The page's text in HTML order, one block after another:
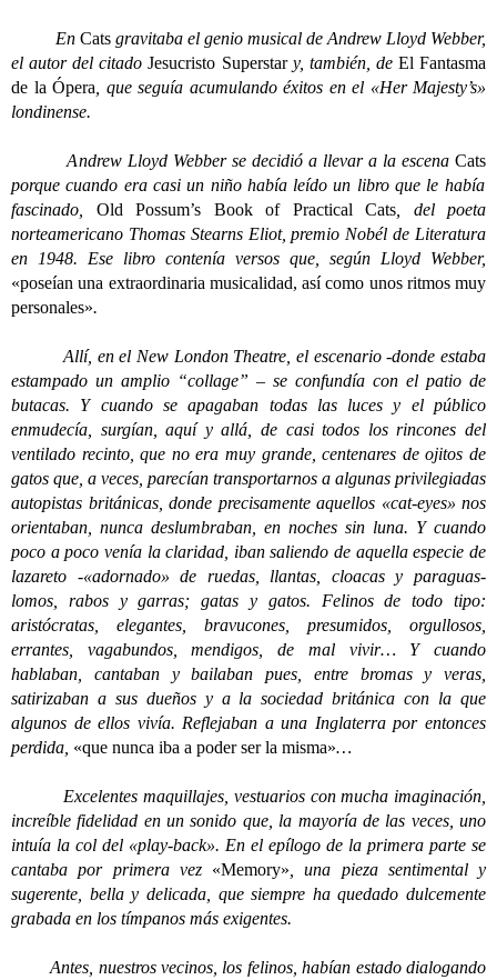
En Cats gravitaba el genio musical de Andrew Lloyd Webber,
el autor del citadoJesucristo Superstary, también, de El Fantasma
de la Ópera , que seguía acumulando éxitos en el «Her Majesty’s»
londinense.
Andrew Lloyd Webber se decidió a llevar a la escena Cats
porque cuando era casi un niño había leído un libro que le había
fascinado, Old Possum’s Book of Practical Cats , del poeta
norteamericano Thomas Stearns Eliot, premio Nobél de Literatura
en 1948. Ese libro contenía versos que, según Lloyd Webber,
«poseían una extraordinaria musicalidad, así como unos ritmos muy
personales».
Allí, en el New London Theatre, el escenario -donde estaba
estampado un amplio “collage” – se confundía con el patio de
butacas. Y cuando se apagaban todas las luces y el público
enmudecía, surgían, aquí y allá, de casi todos los rincones del
ventilado recinto, que no era muy grande, centenares de ojitos de
gatos que, a veces, parecían transportarnos a algunas privilegiadas
autopistas británicas, donde precisamente aquellos «cat-eyes» nos
orientaban, nunca deslumbraban, en noches sin luna. Y cuando
poco a poco venía la claridad, iban saliendo de aquella especie de
lazareto -«adornado» de ruedas, llantas, cloacas y paraguas-
lomos, rabos y garras; gatas y gatos. Felinos de todo tipo:
aristócratas, elegantes, bravucones, presumidos, orgullosos,
errantes, vagabundos, mendigos, de mal vivir… Y cuando
hablaban, cantaban y bailaban pues, entre bromas y veras,
satirizaban a sus dueños y a la sociedad británica con la que
algunos de ellos vivía. Reflejaban a una Inglaterra por entonces
perdida, «que nunca iba a poder ser la misma»…
Excelentes maquillajes, vestuarios con mucha imaginación,
increíble fidelidad en un sonido que, la mayoría de las veces, uno
intuía la col del «play-back». En el epílogo de la primera parte se
cantaba por primera vez «Memory» , una pieza sentimental y
sugerente, bella y delicada, que siempre ha quedado dulcemente
grabada en los tímpanos más exigentes.
Antes, nuestros vecinos, los felinos, habían estado dialogando